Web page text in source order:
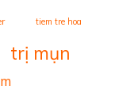
tiem tre hoa
trị mụn